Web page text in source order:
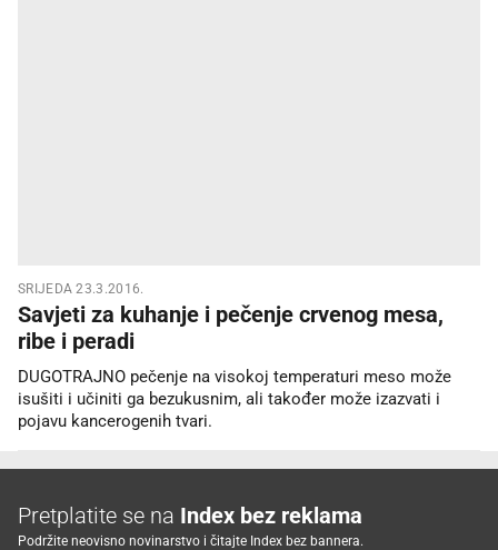
SRIJEDA 23.3.2016.
Savjeti za kuhanje i pečenje crvenog mesa,
ribe i peradi
DUGOTRAJNO pečenje na visokoj temperaturi meso može
isušiti i učiniti ga bezukusnim, ali također može izazvati i
pojavu kancerogenih tvari.
Pretplatite se na Index bez reklama
Podržite neovisno novinarstvo i čitajte Index bez bannera.